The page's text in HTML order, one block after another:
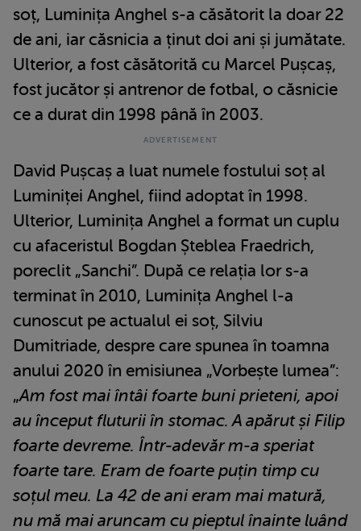
soț, Luminița Anghel s-a căsătorit la doar 22
de ani, iar căsnicia a ținut doi ani și jumătate.
Ulterior, a fost căsătorită cu Marcel Pușcaș,
fost jucător și antrenor de fotbal, o căsnicie
ce a durat din 1998 până în 2003.
David Pușcaș a luat numele fostului soț al
Luminiței Anghel, fiind adoptat în 1998.
Ulterior, Luminița Anghel a format un cuplu
cu afaceristul Bogdan Șteblea Fraedrich,
poreclit „Sanchi”. După ce relația lor s-a
terminat în 2010, Luminița Anghel l-a
cunoscut pe actualul ei soț, Silviu
Dumitriade, despre care spunea în toamna
anului 2020 în emisiunea „Vorbește lumea”:
„Am fost mai întâi foarte buni prieteni, apoi
au început fluturii în stomac. A apărut și Filip
foarte devreme. Într-adevăr m-a speriat
foarte tare. Eram de foarte puțin timp cu
soțul meu. La 42 de ani eram mai matură,
nu mă mai aruncam cu pieptul înainte luând